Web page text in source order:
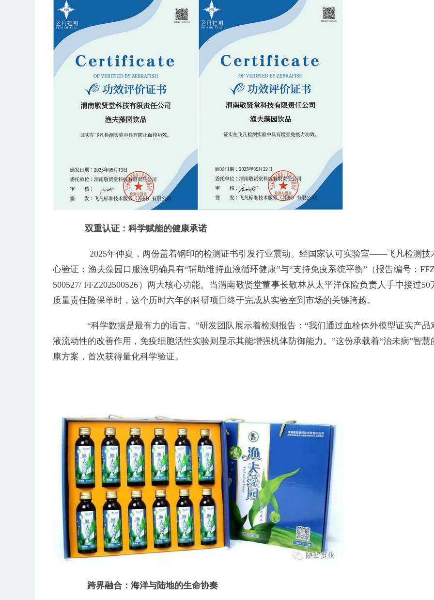
双重认证：科学赋能的健康承诺
2025年仲夏，两份盖着钢印的检测证书引发行业震动。经国家认可实验室——飞凡检测技
心验证：渔夫藻园口服液明确具有“辅助维持血液循环健康”与“支持免疫系统平衡”（报告编号：
500527/ FFZ202500526）两大核心功能。当渭南敬贤堂董事长敬林从太平洋保险负责人手中接过50
质量责任险保单时，这个历时六年的科研项目终于完成从实验室到市场的关键跨越。
“科学数据是最有力的语言。”研发团队展示着检测报告：“我们通过血栓体外模型证实产品
液流动性的改善作用，免疫细胞活性实验则显示其能增强机体防御能力。”这份承载着“治未病”智慧
康方案，首次获得量化科学验证。
跨界融合：海洋与陆地的生命协奏